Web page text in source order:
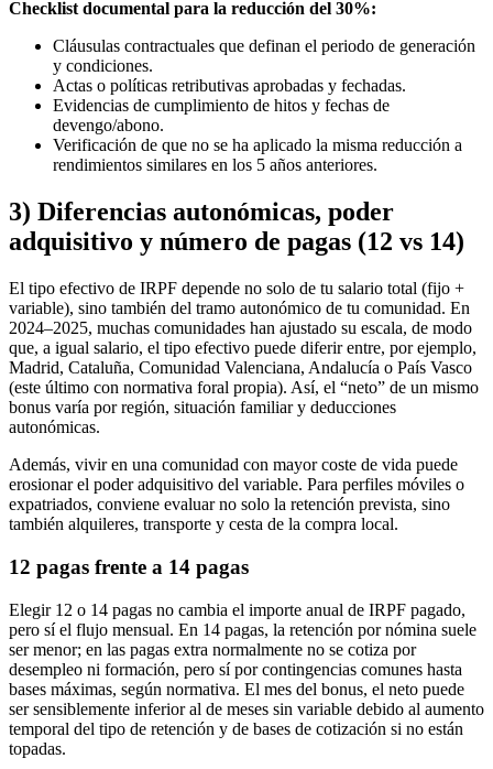
Checklist documental para la reducción del 30%:
Cláusulas contractuales que definan el periodo de generación
y condiciones.
Actas o políticas retributivas aprobadas y fechadas.
Evidencias de cumplimiento de hitos y fechas de
devengo/abono.
Verificación de que no se ha aplicado la misma reducción a
rendimientos similares en los 5 años anteriores.
3) Diferencias autonómicas, poder
adquisitivo y número de pagas (12 vs 14)
El tipo efectivo de IRPF depende no solo de tu salario total (fijo +
variable), sino también del tramo autonómico de tu comunidad. En
2024–2025, muchas comunidades han ajustado su escala, de modo
que, a igual salario, el tipo efectivo puede diferir entre, por ejemplo,
Madrid, Cataluña, Comunidad Valenciana, Andalucía o País Vasco
(este último con normativa foral propia). Así, el “neto” de un mismo
bonus varía por región, situación familiar y deducciones
autonómicas.
Además, vivir en una comunidad con mayor coste de vida puede
erosionar el poder adquisitivo del variable. Para perfiles móviles o
expatriados, conviene evaluar no solo la retención prevista, sino
también alquileres, transporte y cesta de la compra local.
12 pagas frente a 14 pagas
Elegir 12 o 14 pagas no cambia el importe anual de IRPF pagado,
pero sí el flujo mensual. En 14 pagas, la retención por nómina suele
ser menor; en las pagas extra normalmente no se cotiza por
desempleo ni formación, pero sí por contingencias comunes hasta
bases máximas, según normativa. El mes del bonus, el neto puede
ser sensiblemente inferior al de meses sin variable debido al aumento
temporal del tipo de retención y de bases de cotización si no están
topadas.